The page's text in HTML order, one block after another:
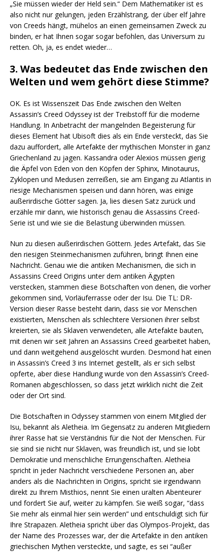
„Sie müssen wieder der Held sein.“ Dem Mathematiker ist es
also nicht nur gelungen, jeden Erzählstrang, der über elf Jahre
von Creeds hängt, mühelos an einen gemeinsamen Zweck zu
binden, er hat Ihnen sogar sogar befohlen, das Universum zu
retten. Oh, ja, es endet wieder…
3. Was bedeutet das Ende zwischen den
Welten und wem gehört diese Stimme?
OK. Es ist Wissenszeit Das Ende zwischen den Welten
Assassin’s Creed Odyssey ist der Treibstoff für die moderne
Handlung. In Anbetracht der mangelnden Begeisterung für
dieses Element hat Ubisoft dies als ein Ende versteckt, das Sie
dazu auffordert, alle Artefakte der mythischen Monster in ganz
Griechenland zu jagen. Kassandra oder Alexios müssen gierig
die Äpfel von Eden von den Köpfen der Sphinx, Minotaurus,
Zyklopen und Medusen zerreißen, sie am Eingang zu Atlantis in
riesige Mechanismen speisen und dann hören, was einige
außerirdische Götter sagen. Ja, lies diesen Satz zurück und
erzähle mir dann, wie historisch genau die Assassins Creed-
Serie ist und wie sie die Belastung überwinden müssen.
Nun zu diesen außerirdischen Göttern. Jedes Artefakt, das Sie
den riesigen Steinmechanismen zuführen, bringt Ihnen eine
Nachricht. Genau wie die antiken Mechanismen, die sich in
Assassins Creed Origins unter dem antiken Ägypten
verstecken, stammen diese Botschaften von denen, die vorher
gekommen sind, Vorläuferrasse oder der Isu. Die TL: DR-
Version dieser Rasse besteht darin, dass sie vor Menschen
existierten, Menschen als schlechtere Versionen ihrer selbst
kreierten, sie als Sklaven verwendeten, alle Artefakte bauten,
mit denen wir seit Jahren an Assassins Creed gearbeitet haben,
und dann weitgehend ausgelöscht wurden. Desmond hat einen
in Assassin’s Creed 3 ins Internet gestellt, als er sich selbst
opferte, aber diese Handlung wurde von den Assassin’s Creed-
Romanen abgeschlossen, so dass jetzt wirklich nicht die Zeit
oder der Ort sind.
Die Botschaften in Odyssey stammen von einem Mitglied der
Isu, bekannt als Aletheia. Im Gegensatz zu anderen Mitgliedern
ihrer Rasse hat sie Verständnis für die Not der Menschen. Für
sie sind sie nicht nur Sklaven, was freundlich ist, und sie lobt
Demokratie und menschliche Errungenschaften. Aletheia
spricht in jeder Nachricht verschiedene Personen an, aber
anders als die Nachrichten in Origins, spricht sie irgendwann
direkt zu Ihrem Misthios, nennt Sie einen uralten Abenteurer
und fordert Sie auf, weiter zu kämpfen. Sie weiß sogar, “dass
Sie mehr als einmal hier sein werden” und entschuldigt sich für
Ihre Strapazen. Aletheia spricht über das Olympos-Projekt, das
der Name des Prozesses war, der die Artefakte in den antiken
griechischen Mythen versteckte, und sagte, es sei “außer